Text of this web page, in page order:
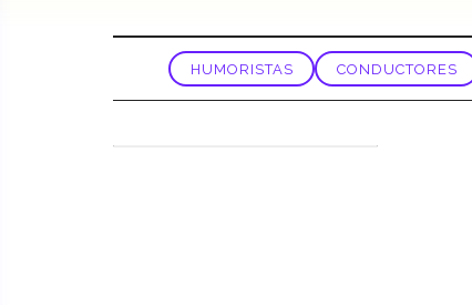
HUMORISTAS CONDUCTORES
CARLOS «EL NEGRO»